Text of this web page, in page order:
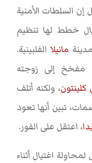
إن السلطات الأمنية
خطط لها تنظيم
مانيلاالفلبينية.
وصل طرد مفخخ إلى زوجته
كلينتون، ولكنه أتلف
تبين أنها تعود
، اعتقل على الفور.
اغتيال أثناء